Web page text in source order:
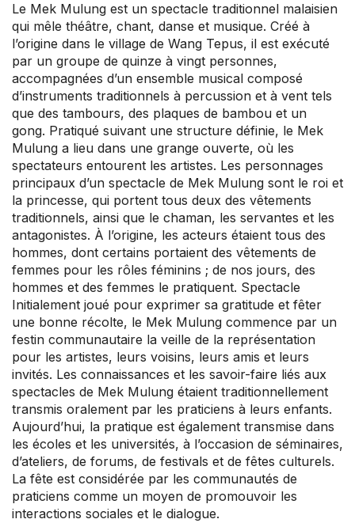
Le Mek Mulung est un spectacle traditionnel malaisien
qui mêle théâtre, chant, danse et musique. Créé à
l’origine dans le village de Wang Tepus, il est exécuté
par un groupe de quinze à vingt personnes,
accompagnées d’un ensemble musical composé
d’instruments traditionnels à percussion et à vent tels
que des tambours, des plaques de bambou et un
gong. Pratiqué suivant une structure définie, le Mek
Mulung a lieu dans une grange ouverte, où les
spectateurs entourent les artistes. Les personnages
principaux d’un spectacle de Mek Mulung sont le roi et
la princesse, qui portent tous deux des vêtements
traditionnels, ainsi que le chaman, les servantes et les
antagonistes. À l’origine, les acteurs étaient tous des
hommes, dont certains portaient des vêtements de
femmes pour les rôles féminins ; de nos jours, des
hommes et des femmes le pratiquent. Spectacle
Initialement joué pour exprimer sa gratitude et fêter
une bonne récolte, le Mek Mulung commence par un
festin communautaire la veille de la représentation
pour les artistes, leurs voisins, leurs amis et leurs
invités. Les connaissances et les savoir-faire liés aux
spectacles de Mek Mulung étaient traditionnellement
transmis oralement par les praticiens à leurs enfants.
Aujourd’hui, la pratique est également transmise dans
les écoles et les universités, à l’occasion de séminaires,
d’ateliers, de forums, de festivals et de fêtes culturels.
La fête est considérée par les communautés de
praticiens comme un moyen de promouvoir les
interactions sociales et le dialogue.